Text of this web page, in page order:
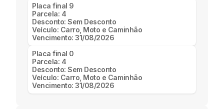
Placa final 9
Parcela: 4
Desconto:Sem Desconto
Veículo: Carro, Moto e Caminhão
Vencimento:31/08/2026
Placa final 0
Parcela: 4
Desconto:Sem Desconto
Veículo: Carro, Moto e Caminhão
Vencimento:31/08/2026